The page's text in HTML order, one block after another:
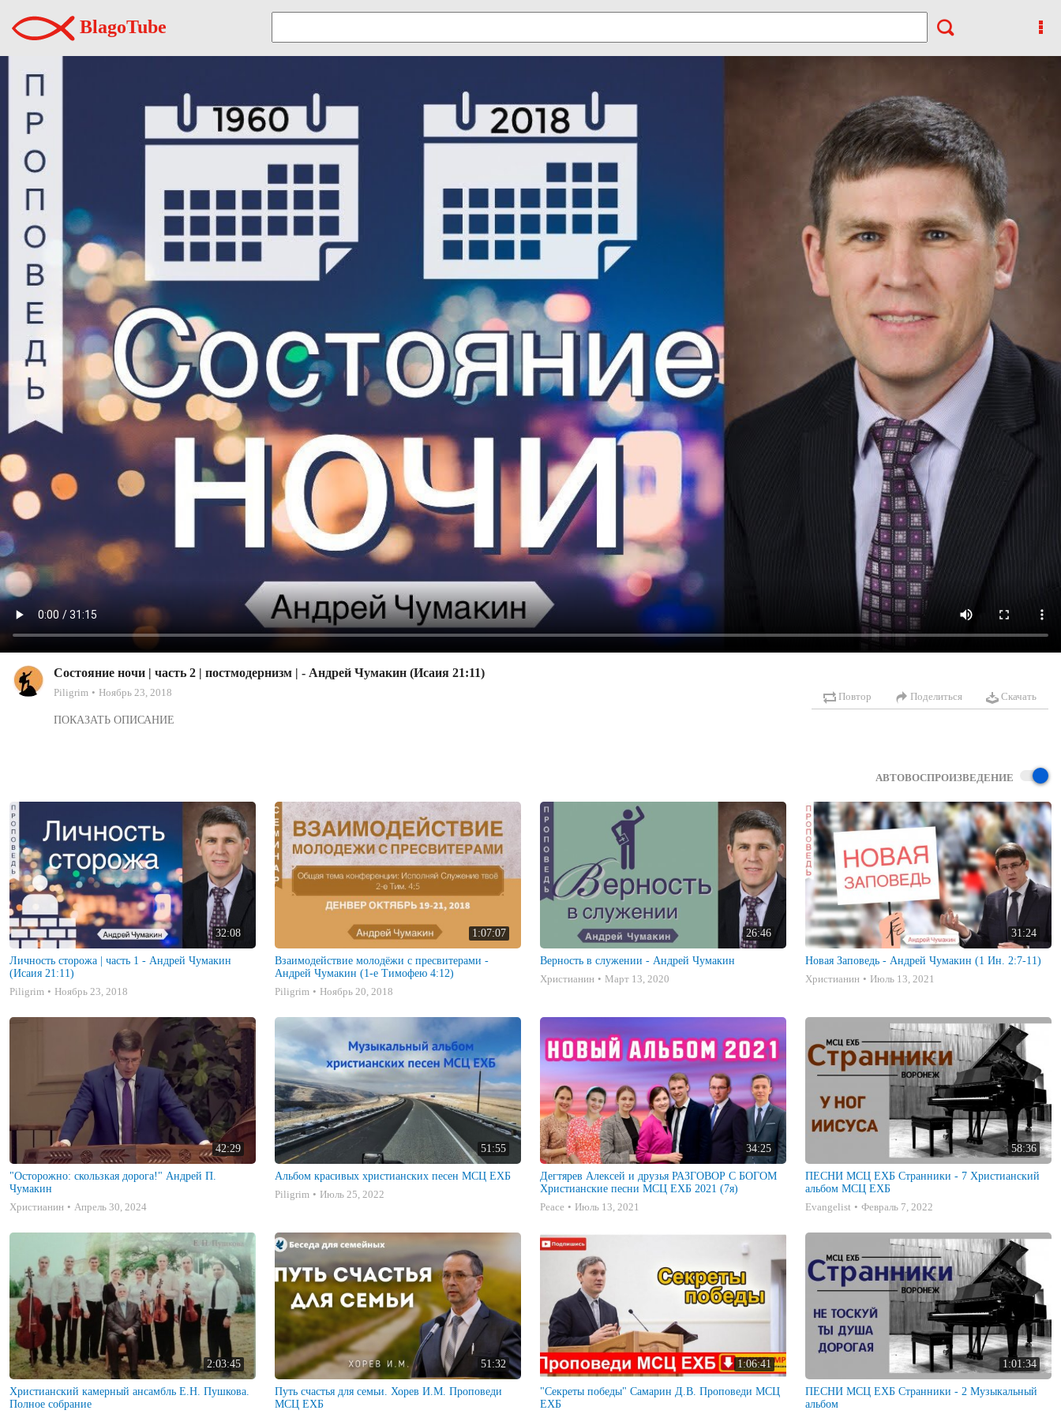
BlagoTube
Состояние ночи | часть 2 | постмодернизм | - Андрей Чумакин (Исаия 21:11)
Piligrim Ноябрь 23, 2018 Повтор Поделиться Скачать
АВТОВОСПРОИЗВЕДЕНИЕ
32:08
Личность сторожа | часть 1 - Андрей Чумакин
(Исаия 21:11)
Piligrim
Ноябрь 23, 2018
1:07:07
Взаимодействие молодёжи с пресвитерами -
Андрей Чумакин (1-е Тимофею 4:12)
Piligrim
Ноябрь 20, 2018
26:46
Верность в служении - Андрей Чумакин
Христианин
Март 13, 2020
31:24
Новая Заповедь - Андрей Чумакин (1 Ин. 2:7-11)
Христианин
Июль 13, 2021
42:29
"Осторожно: скользкая дорога!" Андрей П.
Чумакин
Христианин
Апрель 30, 2024
51:55
Альбом красивых христианских песен МСЦ ЕХБ
Piligrim
Июль 25, 2022
34:25
Дегтярев Алексей и друзья РАЗГОВОР С БОГОМ
Христианские песни МСЦ ЕХБ 2021 (7я)
Peace
Июль 13, 2021
58:36
ПЕСНИ МСЦ ЕХБ Странники - 7 Христианский
альбом МСЦ ЕХБ
Evangelist
Февраль 7, 2022
2:03:45
Христианский камерный ансамбль Е.Н. Пушкова.
Полное собрание
51:32
Путь счастья для семьи. Хорев И.М. Проповеди
МСЦ ЕХБ
1:06:41
"Секреты победы" Самарин Д.В. Проповеди МСЦ
ЕХБ
1:01:34
ПЕСНИ МСЦ ЕХБ Странники - 2 Музыкальный
альбом